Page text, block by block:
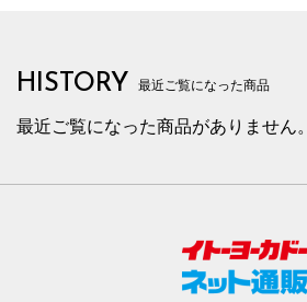
HISTORY 最近ご覧になった商品
最近ご覧になった商品がありません。